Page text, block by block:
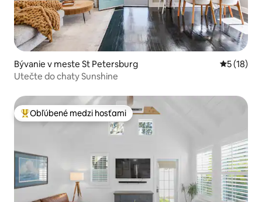
Bývanie v meste St Petersburg
5 (18)
Utečte do chaty Sunshine
Najobľúbenejšie medzi hosťami
Obľúbené medzi hosťami